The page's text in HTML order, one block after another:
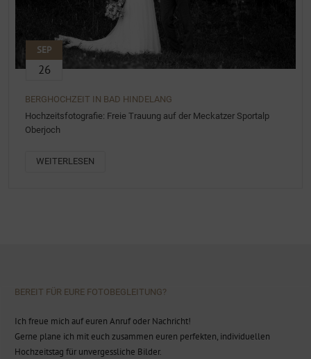
SEP
26
BERGHOCHZEIT IN BAD HINDELANG
Hochzeitsfotografie: Freie Trauung auf der Meckatzer Sportalp
Oberjoch
WEITERLESEN
BEREIT FÜR EURE FOTOBEGLEITUNG?
Ich freue mich auf euren Anruf oder Nachricht!
Gerne plane ich mit euch zusammen euren perfekten, individuellen
Hochzeitstag für unvergessliche Bilder.